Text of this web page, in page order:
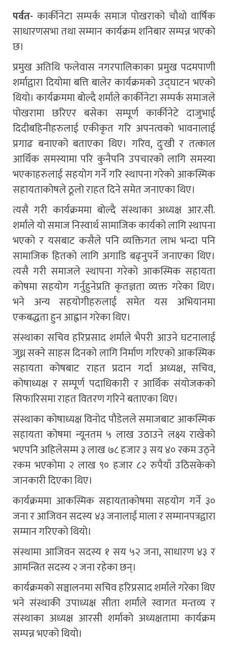
पर्वत- कार्कीनेटा सम्पर्क समाज पोखराको चौथो वार्षिक
साधारणसभा तथा सम्मान कार्यक्रम शनिबार सम्पन्न भएको
छ।
प्रमुख अतिथि फलेवास नगरपालिकाका प्रमुख पदमपाणी
शर्माद्वारा दियोमा बत्ति बालेर कार्यक्रमको उद्घाटन भएको
थियो। कार्यक्रममा बोल्दै शर्माले कार्कीनेटा सम्पर्क समाजले
पोखरामा छरिएर बसेका सम्पूर्ण कार्कीनेटे दाजुभाई
दिदीबहिनीहरुलाई एकीकृत गरि अपनत्वको भावनालाई
प्रगाढ बनाएको बताएका थिए। गरिव, दुःखी र तत्काल
आर्थिक समस्यामा परि कुनैपनि उपचारको लागि समस्या
भएकाहरुलाई सहयोग गर्ने गरि स्थापना गरेको आकस्मिक
सहायताकोषले ठूलो राहत दिने समेत जनाएका थिए।
त्यसै गरी कार्यक्रममा बोल्दै संस्थाका अध्यक्ष आर.सी.
शर्माले यो समाज निस्वार्थ सामाजिक कार्यको लागि स्थापना
भएको र यसबाट कसैले पनि व्यक्तिगत लाभ भन्दा पनि
सामाजिक हितको लागि अगाडि बढ्नुपर्ने जनाएका थिए।
त्यसै गरी समाजले स्थापना गरेको आकस्मिक सहायता
कोषमा सहयोग गर्नुहुनेप्रति कृतज्ञता व्यक्त गरेका थिए।
भने अन्य सहयोगीहरुलाई समेत यस अभियानमा
एकबद्धता हुन आह्वान गरेका थिए।
संस्थाका सचिव हरिप्रसाद शर्माले भैपरी आउने घटनालाई
जुध्न सक्ने साहस दिनको लागि निर्माण गरिएको आकस्मिक
सहायता कोषबाट राहत प्रदान गर्दा अध्यक्ष, सचिव,
कोषाध्यक्ष र सम्पूर्ण पदाधिकारी र आर्थिक संयोजकको
सिफारिसमा राहत वितरण गरिने बताएका थिए।
संस्थाका कोषाध्यक्ष विनोद पौडेलले समाजबाट आकस्मिक
सहायता कोषमा न्यूनतम ५ लाख उठाउने लक्ष्य राखेको
भएपनि अहिलेसम्म ३ लाख ७८ हजार ३ सय ४० रकम उठ्ने
रकम भएकोमा २ लाख ९० हजार ८२ रुपैयाँ उठिसकेको
जानकारी दिएका थिए।
कार्यक्रममा आकस्मिक सहायताकोषमा सहयोग गर्ने ३०
जना र आजिवन सदस्य ४३ जनालाई माला र सम्मानपत्रद्वारा
सम्मान गरिएको थियो।
संस्थामा आजिवन सदस्य १ सय ५२ जना, साधारण ४३ र
आमन्त्रित सदस्य २ जना रहेका छन्।
कार्यक्रमको सञ्चालनमा सचिव हरिप्रसाद शर्माले गरेका थिए
भने संस्थाकी उपाध्यक्ष सीता शर्माले स्वागत मन्तव्य र
संस्थाका अध्यक्ष आरसी शर्माको अध्यक्षतामा कार्यक्रम
सम्पन्न भएको थियो।